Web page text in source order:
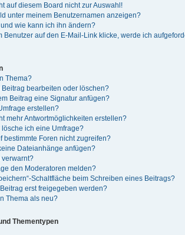
auf diesem Board nicht zur Auswahl!
unter meinem Benutzernamen anzeigen?
wie kann ich ihn ändern?
Benutzer auf den E-Mail-Link klicke, werde ich
Thema?
bearbeiten oder löschen?
Beitrag eine Signatur anfügen?
erstellen?
mehr Antwortmöglichkeiten erstellen?
ich eine Umfrage?
bestimmte Foren nicht zugreifen?
Dateianhänge anfügen?
den Moderatoren melden?
Schaltfläche beim Schreiben eines Beitrags?
erst freigegeben werden?
Thema als neu?
Thementypen